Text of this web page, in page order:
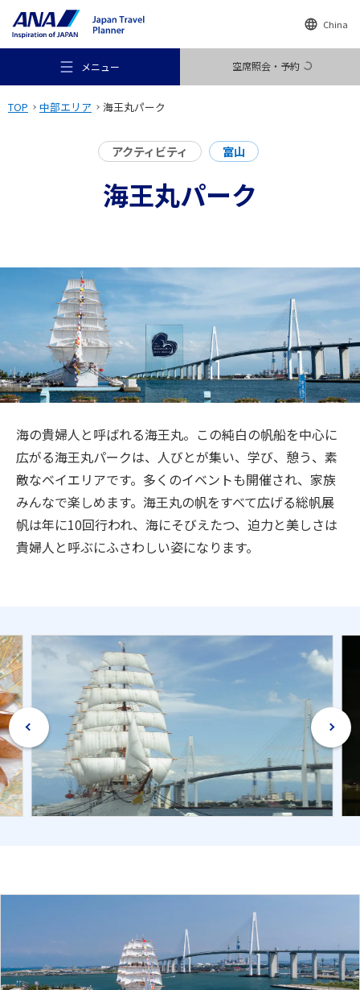
China
メニュー 空席照会・予約
おすすめの旅
行き先
旅のお役立ち情報
閉じる
TOP 中部エリア 海王丸パーク
アクティビティ 富山
海王丸パーク
海の貴婦人と呼ばれる海王丸。この純白の帆船を中心に
広がる海王丸パークは、人びとが集い、学び、憩う、素
敵なベイエリアです。多くのイベントも開催され、家族
みんなで楽しめます。海王丸の帆をすべて広げる総帆展
帆は年に10回行われ、海にそびえたつ、迫力と美しさは
貴婦人と呼ぶにふさわしい姿になります。